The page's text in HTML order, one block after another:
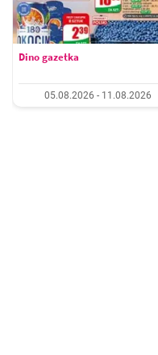
Dino gazetka
05.08.2026 - 11.08.2026